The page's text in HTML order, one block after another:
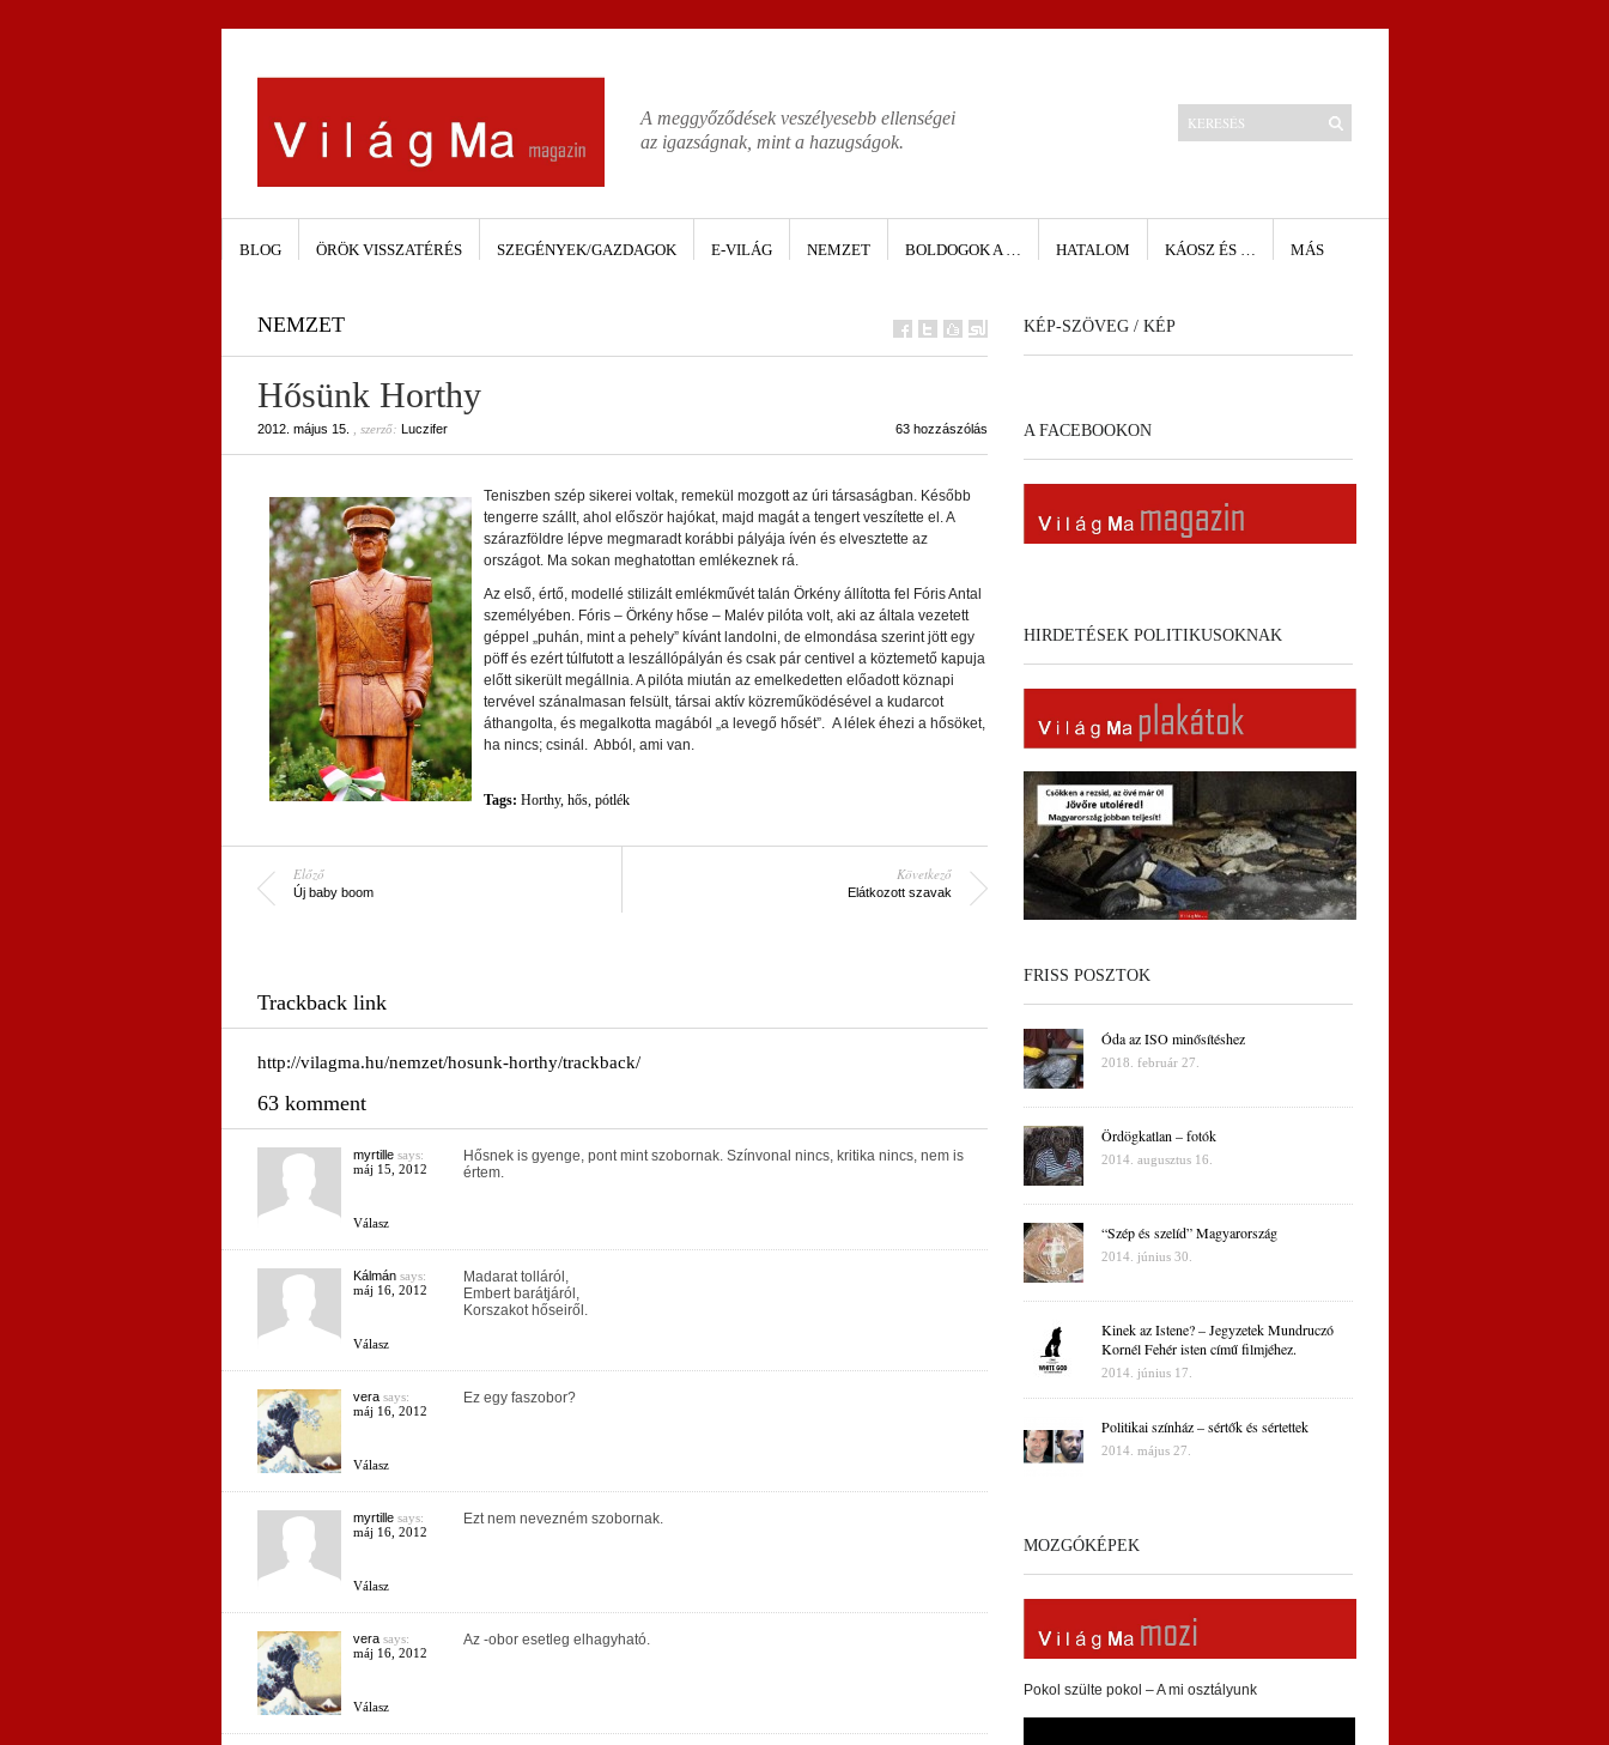
A meggyőződések veszélyesebb ellenségei
az igazságnak, mint a hazugságok.
BLOG ÖRÖK VISSZATÉRÉS SZEGÉNYEK/GAZDAGOK E-VILÁG NEMZET BOLDOGOK A … HATALOM KÁOSZ ÉS … MÁS
NEMZET
Hősünk Horthy
2012. május 15. , szerző: Luczifer 63 hozzászólás
Teniszben szép sikerei voltak, remekül mozgott az úri társaságban. Később
tengerre szállt, ahol először hajókat, majd magát a tengert veszítette el. A
szárazföldre lépve megmaradt korábbi pályája ívén és elvesztette az
országot. Ma sokan meghatottan emlékeznek rá.
Az első, értő, modellé stilizált emlékművét talán Örkény állította fel Fóris Antal
személyében. Fóris – Örkény hőse – Malév pilóta volt, aki az általa vezetett
géppel „puhán, mint a pehely” kívánt landolni, de elmondása szerint jött egy
pöff és ezért túlfutott a leszállópályán és csak pár centivel a köztemető kapuja
előtt sikerült megállnia. A pilóta miután az emelkedetten előadott köznapi
tervével szánalmasan felsült, társai aktív közreműködésével a kudarcot
áthangolta, és megalkotta magából „a levegő hősét”. A lélek éhezi a hősöket,
ha nincs; csinál. Abból, ami van.
Tags: Horthy, hős, pótlék
Előző
Új baby boom
Következő
Elátkozott szavak
Trackback link
http://vilagma.hu/nemzet/hosunk-horthy/trackback/
63 komment
myrtillesays:
máj 15, 2012
Válasz
Hősnek is gyenge, pont mint szobornak. Színvonal nincs, kritika nincs, nem is
értem.
Kálmánsays:
máj 16, 2012
Válasz
Madarat tolláról,
Embert barátjáról,
Korszakot hőseiről.
verasays:
máj 16, 2012
Válasz
Ez egy faszobor?
myrtillesays:
máj 16, 2012
Válasz
Ezt nem nevezném szobornak.
verasays:
máj 16, 2012
Válasz
Az -obor esetleg elhagyható.
KÉP-SZÖVEG / KÉP
A FACEBOOKON
HIRDETÉSEK POLITIKUSOKNAK
FRISS POSZTOK
Óda az ISO minősítéshez
2018. február 27.
Ördögkatlan – fotók
2014. augusztus 16.
“Szép és szelíd” Magyarország
2014. június 30.
Kinek az Istene? – Jegyzetek Mundruczó
Kornél Fehér isten című filmjéhez.
2014. június 17.
Politikai színház – sértők és sértettek
2014. május 27.
MOZGÓKÉPEK
Pokol szülte pokol – A mi osztályunk